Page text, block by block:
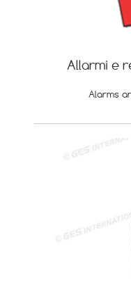
Allarmi e
Alarms